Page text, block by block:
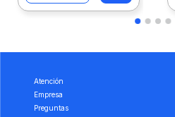
Atención
Empresa
Preguntas